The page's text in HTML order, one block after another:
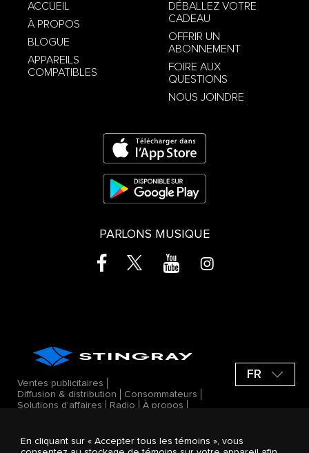
Politique de
confidentialité
ACCUEIL
À PROPOS
BLOGUE
APPAREILS
COMPATIBLES
DÉBALLEZ VOTRE
CADEAU
OFFRIR UN
ABONNEMENT
FOIRE AUX
QUESTIONS
NOUS JOINDRE
PARLONS MUSIQUE
Ventes publicitaires
Diffusion & distribution
Consommateurs
Solutions d'affaires
Radio
À propos
réservés. STINGRAY®, VOS AMBIANCES
FR
En cliquant sur « Accepter tous les témoins », vous